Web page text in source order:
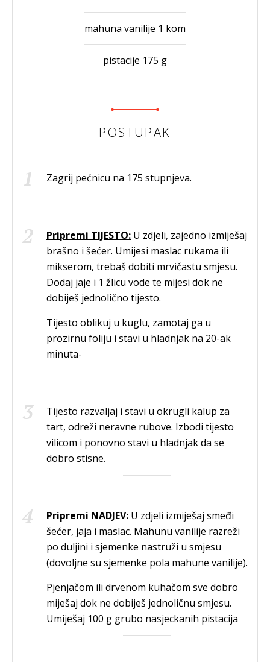
mahuna vanilije 1 kom
pistacije 175 g
POSTUPAK
Zagrij pećnicu na 175 stupnjeva.
Pripremi TIJESTO: U zdjeli, zajedno izmiješaj
brašno i šećer. Umijesi maslac rukama ili
mikserom, trebaš dobiti mrvičastu smjesu.
Dodaj jaje i 1 žlicu vode te mijesi dok ne
dobiješ jednolično tijesto.
Tijesto oblikuj u kuglu, zamotaj ga u
prozirnu foliju i stavi u hladnjak na 20-ak
minuta-
Tijesto razvaljaj i stavi u okrugli kalup za
tart, odreži neravne rubove. Izbodi tijesto
vilicom i ponovno stavi u hladnjak da se
dobro stisne.
Pripremi NADJEV: U zdjeli izmiješaj smeđi
šećer, jaja i maslac. Mahunu vanilije razreži
po duljini i sjemenke nastruži u smjesu
(dovoljne su sjemenke pola mahune vanilije).
Pjenjačom ili drvenom kuhačom sve dobro
miješaj dok ne dobiješ jednoličnu smjesu.
Umiješaj 100 g grubo nasjeckanih pistacija